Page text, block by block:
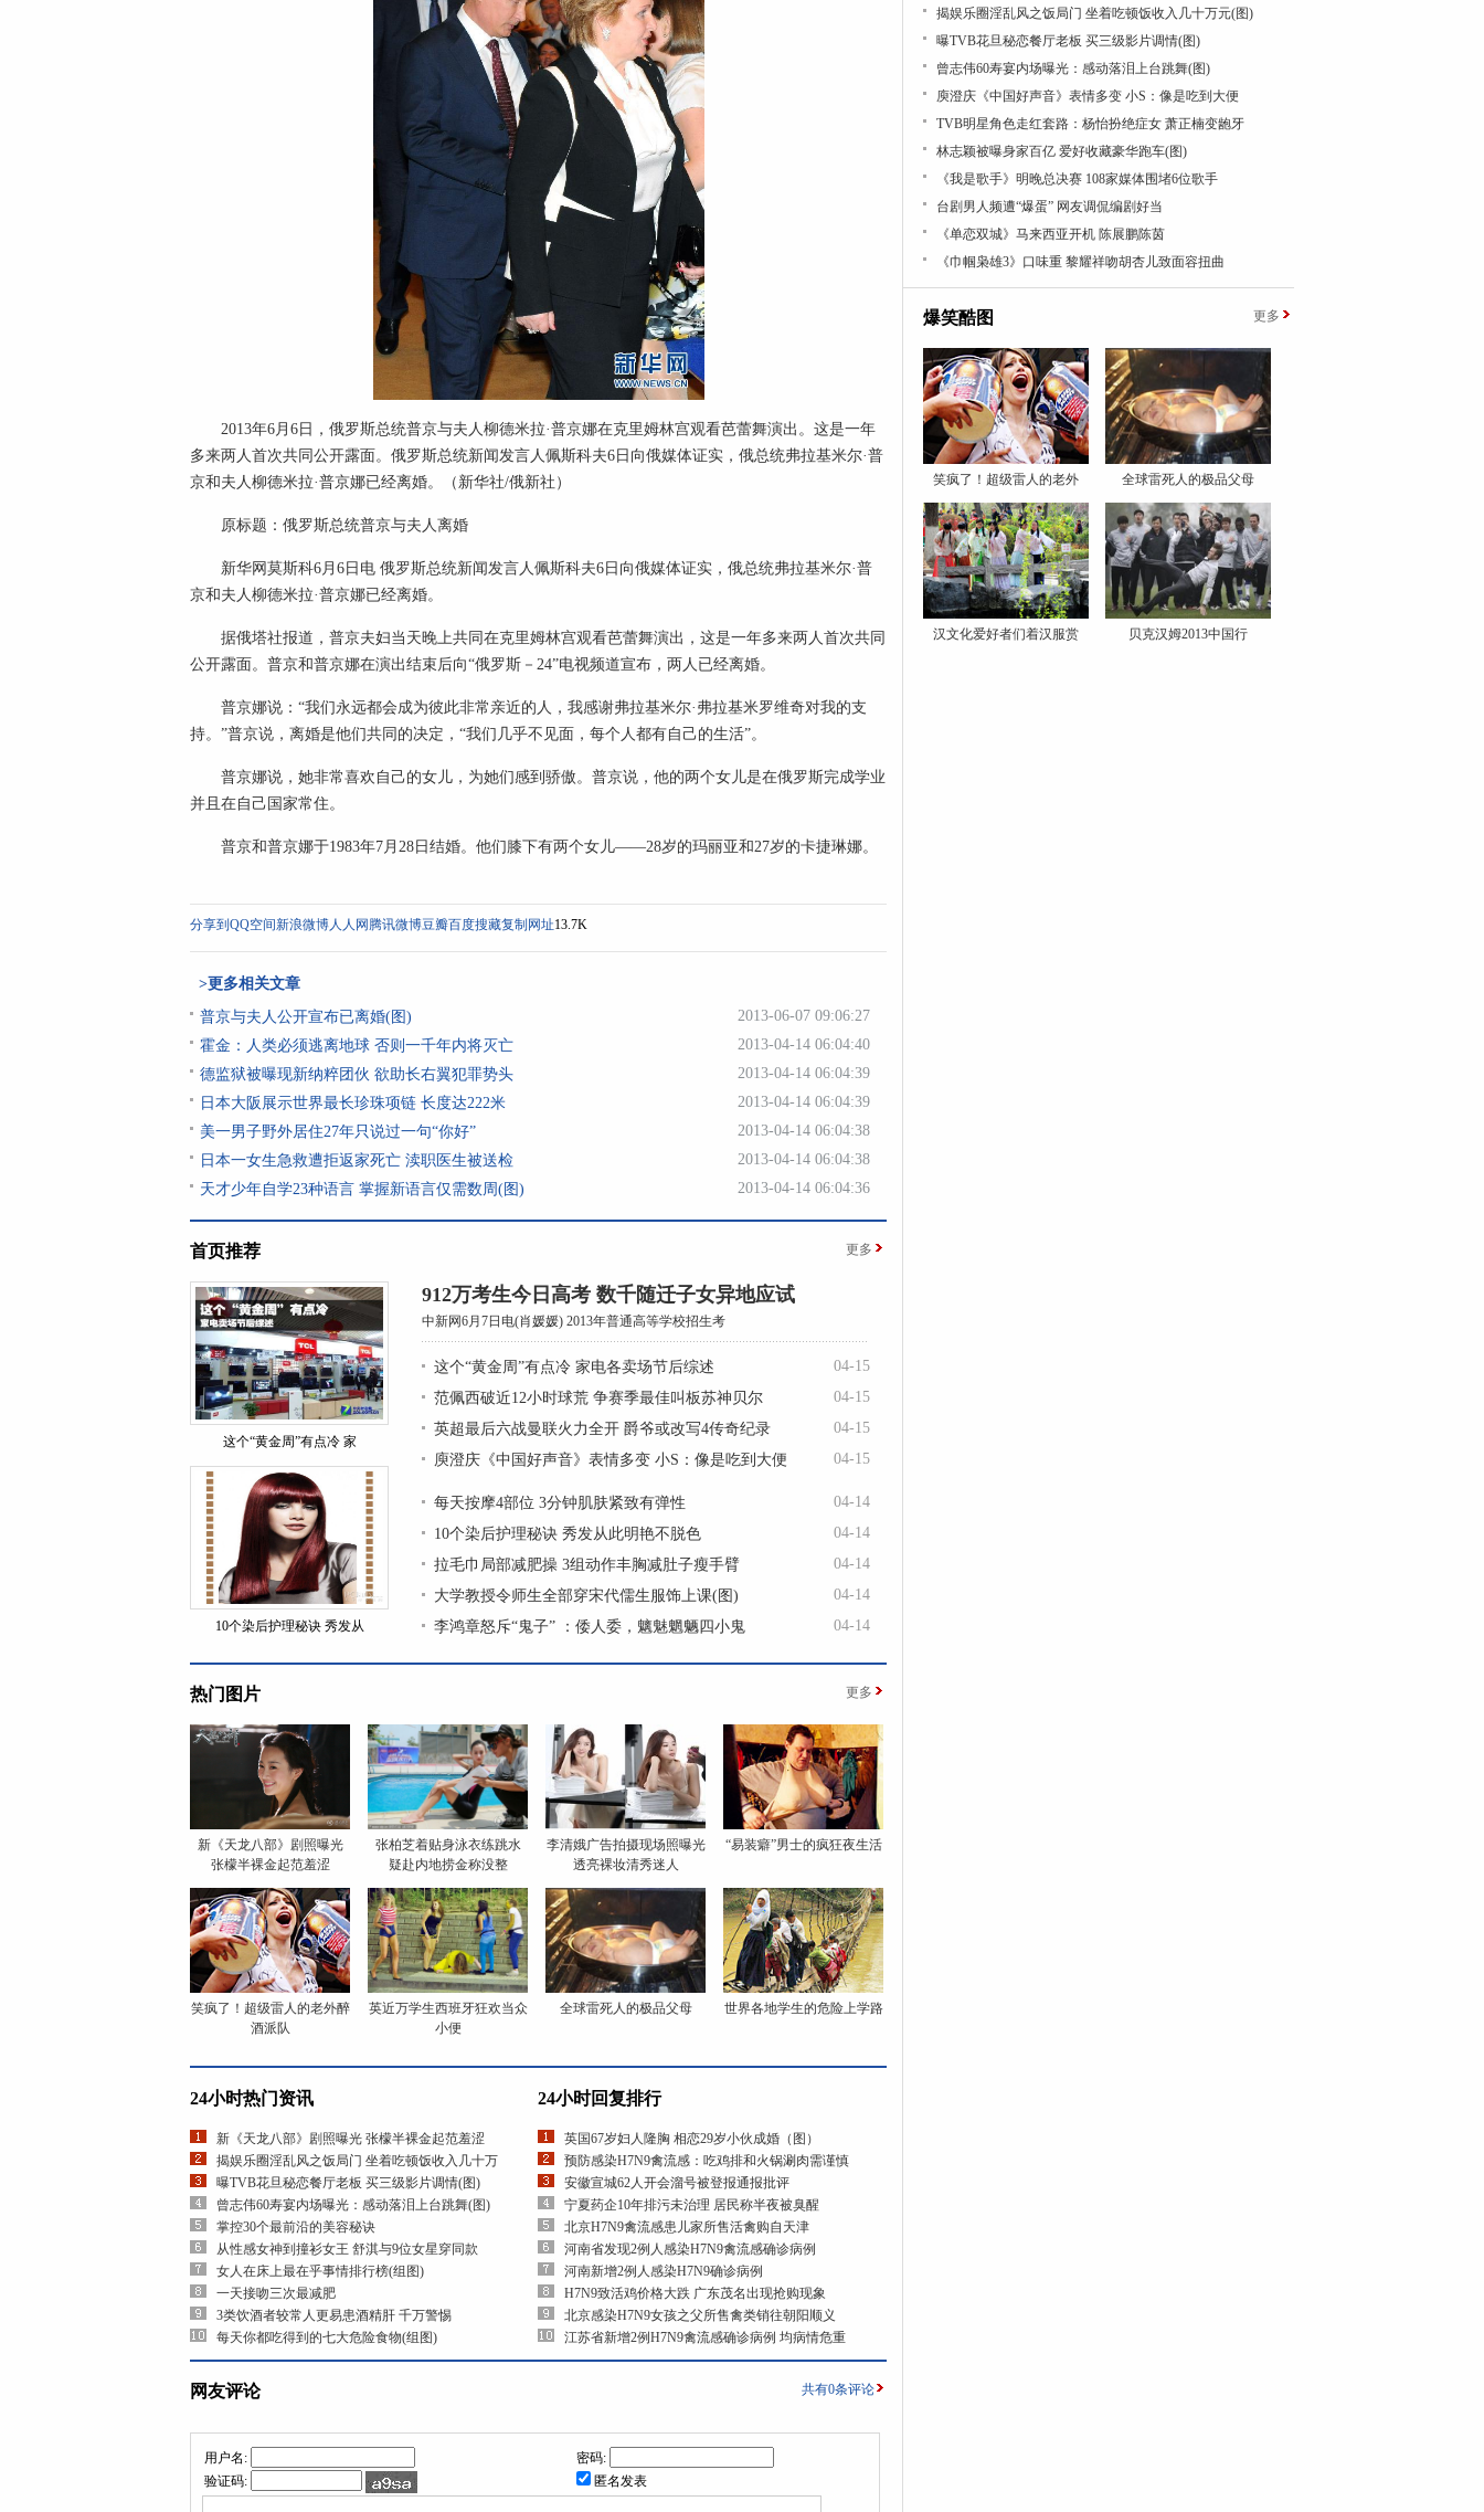
2013年6月6日，俄罗斯总统普京与夫人柳德米拉·普京娜在克里姆林宫观看芭蕾舞演出。这是一年
多来两人首次共同公开露面。俄罗斯总统新闻发言人佩斯科夫6日向俄媒体证实，俄总统弗拉基米尔·普
京和夫人柳德米拉·普京娜已经离婚。（新华社/俄新社）
原标题：俄罗斯总统普京与夫人离婚
新华网莫斯科6月6日电 俄罗斯总统新闻发言人佩斯科夫6日向俄媒体证实，俄总统弗拉基米尔·普
京和夫人柳德米拉·普京娜已经离婚。
据俄塔社报道，普京夫妇当天晚上共同在克里姆林宫观看芭蕾舞演出，这是一年多来两人首次共同
公开露面。普京和普京娜在演出结束后向“俄罗斯－24”电视频道宣布，两人已经离婚。
普京娜说：“我们永远都会成为彼此非常亲近的人，我感谢弗拉基米尔·弗拉基米罗维奇对我的支
持。”普京说，离婚是他们共同的决定，“我们几乎不见面，每个人都有自己的生活”。
普京娜说，她非常喜欢自己的女儿，为她们感到骄傲。普京说，他的两个女儿是在俄罗斯完成学业
并且在自己国家常住。
普京和普京娜于1983年7月28日结婚。他们膝下有两个女儿——28岁的玛丽亚和27岁的卡捷琳娜。
分享到 QQ空间新浪微博人人网 腾讯微博豆瓣百度搜藏复制网址13.7K
>更多相关文章
普京与夫人公开宣布已离婚(图)
2013-06-07 09:06:27
霍金：人类必须逃离地球 否则一千年内将灭亡
2013-04-14 06:04:40
德监狱被曝现新纳粹团伙 欲助长右翼犯罪势头
2013-04-14 06:04:39
日本大阪展示世界最长珍珠项链 长度达222米
2013-04-14 06:04:39
美一男子野外居住27年只说过一句“你好”
2013-04-14 06:04:38
日本一女生急救遭拒返家死亡 渎职医生被送检
2013-04-14 06:04:38
天才少年自学23种语言 掌握新语言仅需数周(图)
2013-04-14 06:04:36
首页推荐 更多
这个“黄金周”有点冷 家
10个染后护理秘诀 秀发从
912万考生今日高考 数千随迁子女异地应试
中新网6月7日电(肖媛媛) 2013年普通高等学校招生考
这个“黄金周”有点冷 家电各卖场节后综述
04-15
范佩西破近12小时球荒 争赛季最佳叫板苏神贝尔
04-15
英超最后六战曼联火力全开 爵爷或改写4传奇纪录
04-15
庾澄庆《中国好声音》表情多变 小S：像是吃到大便
04-15
每天按摩4部位 3分钟肌肤紧致有弹性
04-14
10个染后护理秘诀 秀发从此明艳不脱色
04-14
拉毛巾局部减肥操 3组动作丰胸减肚子瘦手臂
04-14
大学教授令师生全部穿宋代儒生服饰上课(图)
04-14
李鸿章怒斥“鬼子” ：倭人委，魑魅魍魉四小鬼
04-14
热门图片 更多
新《天龙八部》剧照曝光
张檬半裸金起范羞涩
张柏芝着贴身泳衣练跳水
疑赴内地捞金称没整
李清娥广告拍摄现场照曝光
透亮裸妆清秀迷人
“易装癖”男士的疯狂夜生活
笑疯了！超级雷人的老外醉
酒派队
英近万学生西班牙狂欢当众
小便
全球雷死人的极品父母 世界各地学生的危险上学路
24小时热门资讯
新《天龙八部》剧照曝光 张檬半裸金起范羞涩
揭娱乐圈淫乱风之饭局门 坐着吃顿饭收入几十万
曝TVB花旦秘恋餐厅老板 买三级影片调情(图)
曾志伟60寿宴内场曝光：感动落泪上台跳舞(图)
掌控30个最前沿的美容秘诀
从性感女神到撞衫女王 舒淇与9位女星穿同款
女人在床上最在乎事情排行榜(组图)
一天接吻三次最减肥
3类饮酒者较常人更易患酒精肝 千万警惕
每天你都吃得到的七大危险食物(组图)
24小时回复排行
英国67岁妇人隆胸 相恋29岁小伙成婚（图）
预防感染H7N9禽流感：吃鸡排和火锅涮肉需谨慎
安徽宣城62人开会溜号被登报通报批评
宁夏药企10年排污未治理 居民称半夜被臭醒
北京H7N9禽流感患儿家所售活禽购自天津
河南省发现2例人感染H7N9禽流感确诊病例
河南新增2例人感染H7N9确诊病例
H7N9致活鸡价格大跌 广东茂名出现抢购现象
北京感染H7N9女孩之父所售禽类销往朝阳顺义
江苏省新增2例H7N9禽流感确诊病例 均病情危重
网友评论 共有0条评论
用户名:
密码:
验证码:
匿名发表
揭娱乐圈淫乱风之饭局门 坐着吃顿饭收入几十万元(图)
曝TVB花旦秘恋餐厅老板 买三级影片调情(图)
曾志伟60寿宴内场曝光：感动落泪上台跳舞(图)
庾澄庆《中国好声音》表情多变 小S：像是吃到大便
TVB明星角色走红套路：杨怡扮绝症女 萧正楠变龅牙
林志颖被曝身家百亿 爱好收藏豪华跑车(图)
《我是歌手》明晚总决赛 108家媒体围堵6位歌手
台剧男人频遭“爆蛋” 网友调侃编剧好当
《单恋双城》马来西亚开机 陈展鹏陈茵
《巾帼枭雄3》口味重 黎耀祥吻胡杏儿致面容扭曲
爆笑酷图 更多
笑疯了！超级雷人的老外 全球雷死人的极品父母
汉文化爱好者们着汉服赏 贝克汉姆2013中国行